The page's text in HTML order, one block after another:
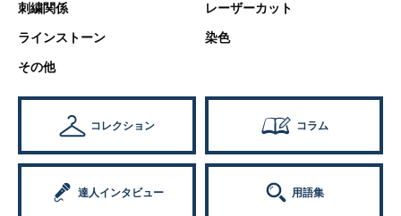
刺繍関係 レーザーカット
ラインストーン 染色
その他
コレクション コラム
達人インタビュー 用語集